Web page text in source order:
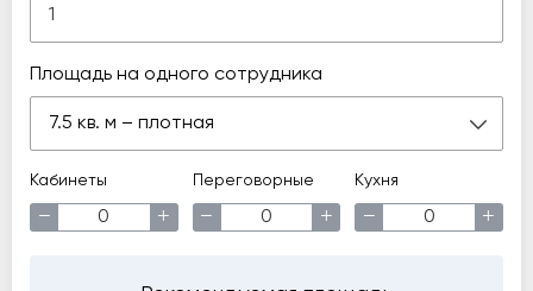
Площадь на одного сотрудника
7.5 кв. м – плотная
Кабинеты
− +
Переговорные
− +
Кухня
− +